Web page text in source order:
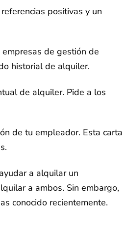
positivas y un
de gestión de
historial de alquiler.
de alquiler. Pide a los
de tu empleador. Esta carta
a alquilar un
a ambos. Sin embargo,
conocido recientemente.